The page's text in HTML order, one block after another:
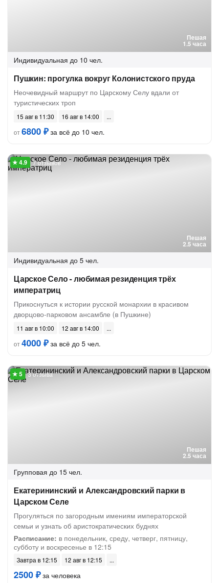
Пешая
1.5 часа
Индивидуальная до 10 чел.
Пушкин: прогулка вокруг Колонистского пруда
Неочевидный маршрут по Царскому Селу вдали от
туристических троп
15 авг в 11:30
16 авг в 14:00
от6800 ₽за всё до 10 чел.
Пешая
2.5 часа
7 отзывов
Индивидуальная до 5 чел.
Царское Село - любимая резиденция трёх
императриц
Прикоснуться к истории русской монархии в красивом
дворцово-парковом ансамбле (в Пушкине)
11 авг в 10:00
12 авг в 14:00
от4000 ₽за всё до 5 чел.
Пешая
2.5 часа
3 отзыва
Групповая до 15 чел.
Екатерининский и Александровский парки в
Царском Селе
Прогуляться по загородным имениям императорской
семьи и узнать об аристократических буднях
Расписание: в понедельник, среду, четверг, пятницу,
субботу и воскресенье в 12:15
Завтра в 12:15 12 авг в 12:15
2500 ₽за человека